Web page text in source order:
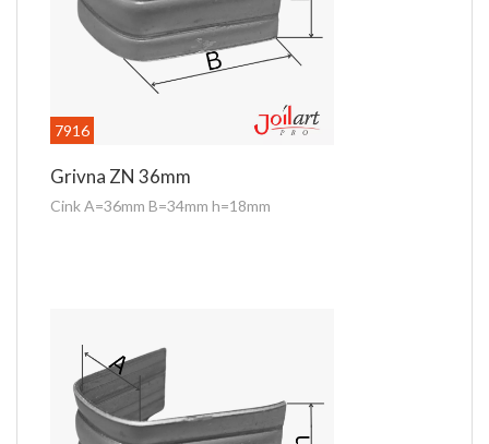
7916
Grivna ZN 36mm
Cink A=36mm B=34mm h=18mm